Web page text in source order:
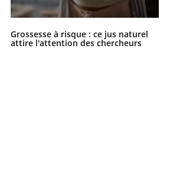
Grossesse à risque : ce jus naturel
attire l'attention des chercheurs